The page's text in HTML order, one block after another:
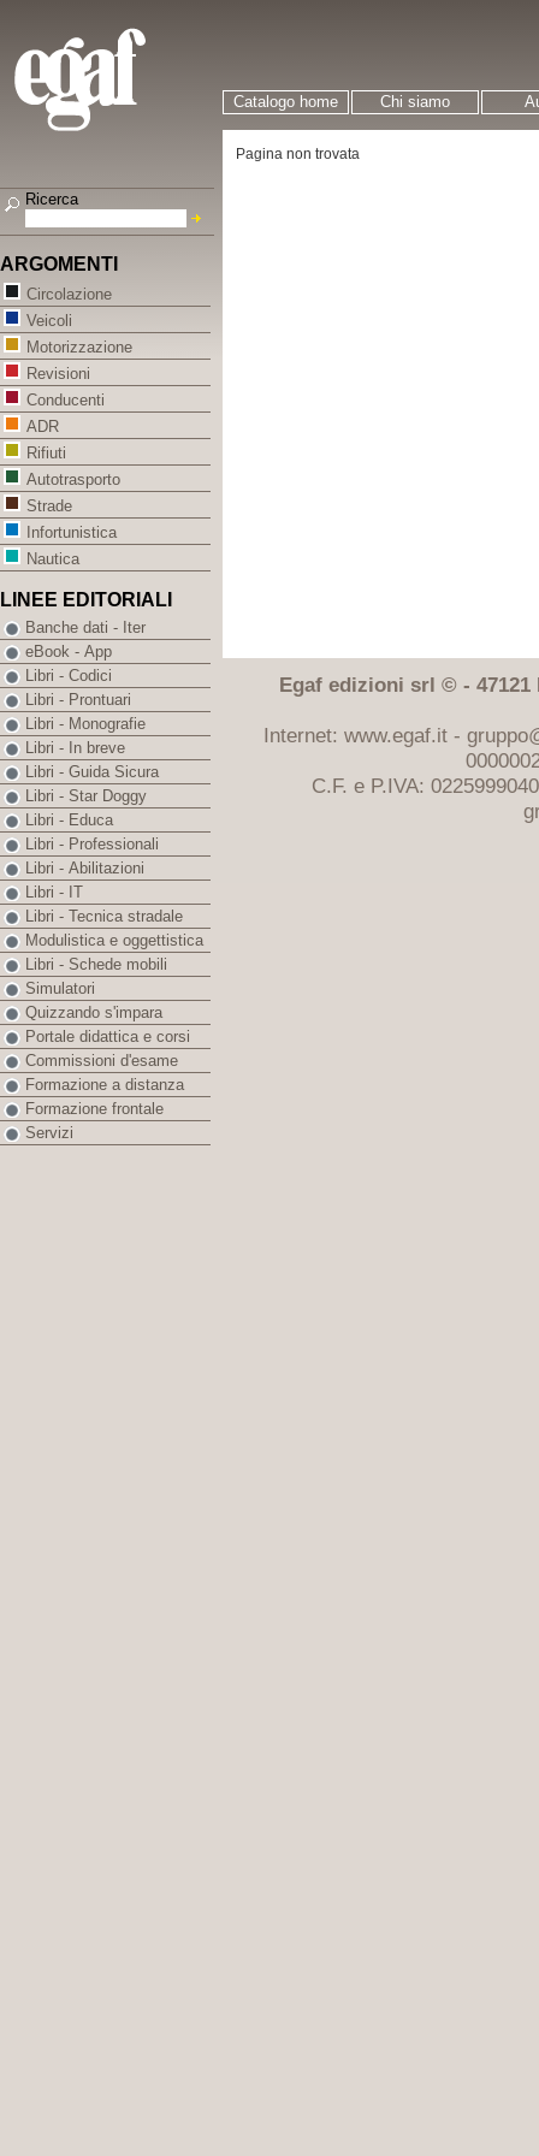
Catalogo home Chi siamo
Pagina non trovata
Egaf edizioni srl © - 47121
Internet: www.egaf.it -
C.F. e P.IVA:
Ricerca
ARGOMENTI
Circolazione
Veicoli
Motorizzazione
Revisioni
Conducenti
ADR
Rifiuti
Autotrasporto
Strade
Infortunistica
Nautica
LINEE EDITORIALI
Banche dati - Iter
eBook - App
Libri - Codici
Libri - Prontuari
Libri - Monografie
Libri - In breve
Libri - Guida Sicura
Libri - Star Doggy
Libri - Educa
Libri - Professionali
Libri - Abilitazioni
Libri - IT
Libri - Tecnica stradale
Modulistica e oggettistica
Libri - Schede mobili
Simulatori
Quizzando s'impara
Portale didattica e corsi
Commissioni d'esame
Formazione a distanza
Formazione frontale
Servizi